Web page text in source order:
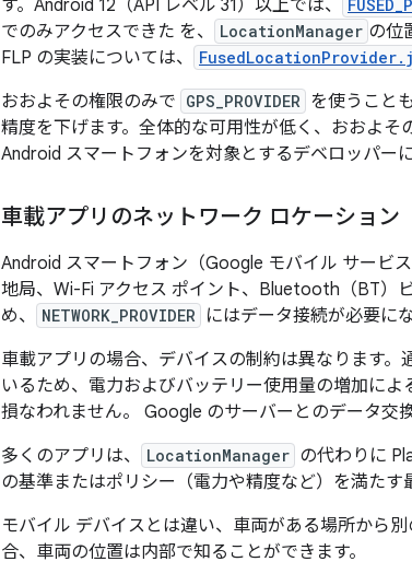
す。Android 12（API レベル 31）以上では、
でのみアクセスできた を、
LocationManager の位
FLP の実装については、
おおよその権限のみで GPS_PROVIDER を使うこと
精度を下げます。全体的な可用性が低く、おおよそ
Android スマートフォンを対象とするデベロッパー
車載アプリのネットワーク ロケーション
Android スマートフォン（Google モバイル サービ
地局、Wi-Fi アクセス ポイント、Bluetooth（BT）
め、
NETWORK_PROVIDER
にはデータ接続が必要に
車載アプリの場合、デバイスの制約は異なります
いるため、電力およびバッテリー使用量の増加に
損なわれません。 Google のサーバーとのデータ交
多くのアプリは、
LocationManager の代わりに
の基準またはポリシー（電力や精度など）を満たす
モバイル デバイスとは違い、車両がある場所から
合、車両の位置は内部で知ることができます。